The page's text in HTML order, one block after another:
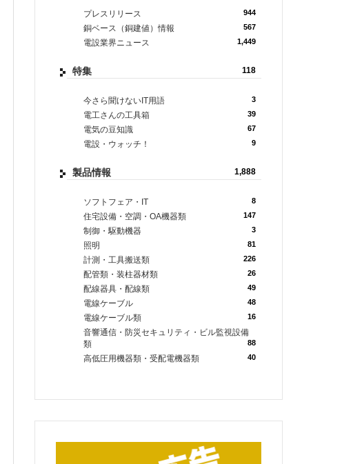
プレスリリース 944
銅ベース（銅建値）情報 567
電設業界ニュース 1,449
特集 118
今さら聞けないIT用語 3
電工さんの工具箱 39
電気の豆知識 67
電設・ウォッチ！ 9
製品情報 1,888
ソフトフェア・IT 8
住宅設備・空調・OA機器類 147
制御・駆動機器 3
照明 81
計測・工具搬送類 226
配管類・装柱器材類 26
配線器具・配線類 49
電線ケーブル 48
電線ケーブル類 16
音響通信・防災セキュリティ・ビル監視設備
類
88
高低圧用機器類・受配電機器類 40